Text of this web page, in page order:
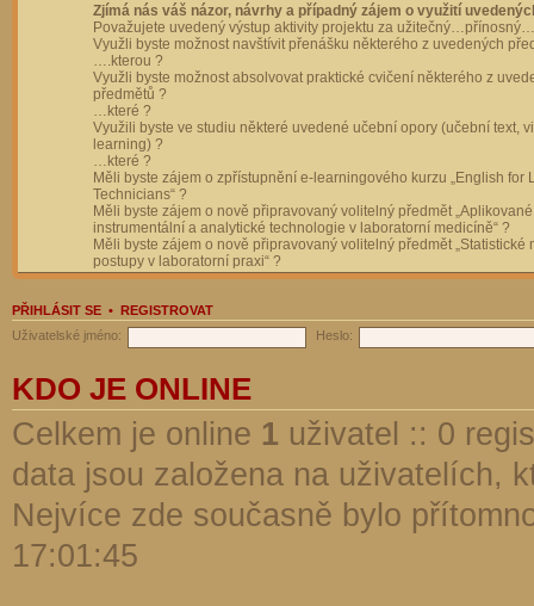
Zjímá nás váš názor, návrhy a případný zájem o využití
Považujete uvedený výstup aktivity projektu za
Využli byste možnost navštívit přenášku některého z uvedených
….kterou ?
Využli byste možnost absolvovat praktické cvičení některého z
předmětů ?
…které ?
Využili byste ve studiu některé uvedené učební opory (učební text,
learning) ?
…které ?
Měli byste zájem o zpřístupnění e-learningového kurzu „English for
Technicians“ ?
Měli byste zájem o nově připravovaný volitelný předmět „Aplikované
instrumentální a analytické technologie v laboratorní medicíně“ ?
Měli byste zájem o nově připravovaný volitelný předmět „Statistické
postupy v laboratorní praxi“ ?
PŘIHLÁSIT SE • REGISTROVAT
Uživatelské jméno:
Heslo:
KDO JE ONLINE
Celkem je online 1 uživatel :: 0
data jsou založena na uživatelích,
Nejvíce zde současně bylo
17:01:45